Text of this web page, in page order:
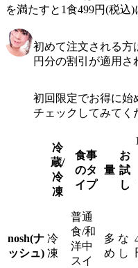
を満たすと1食499円(税込
初めて注文される方
円分の割引が適用さ
初回限定でお得に始
チェックしてみてく
冷
蔵/
冷
凍
食事
のタ
イプ
量
お
試
し
nosh(ナ
ッシュ)
冷
凍
普通
食/和
洋中
スイ
多
め
な
し